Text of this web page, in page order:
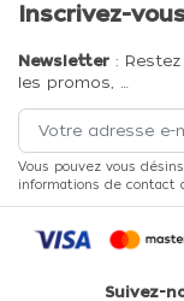
Inscrivez-
Newsletter :
les promos, …
Vous pouvez vous
informations de contact
Suivez-